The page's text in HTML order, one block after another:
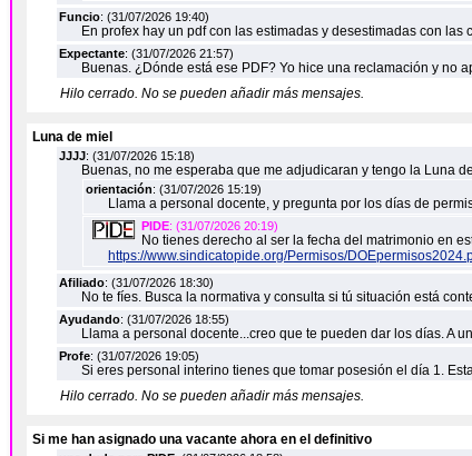
Funcio: (31/07/2026 19:40)
En profex hay un pdf con las estimadas y desestimadas con las
Expectante: (31/07/2026 21:57)
Buenas. ¿Dónde está ese PDF? Yo hice una reclamación y no
Hilo cerrado. No se pueden añadir más mensajes.
Luna de miel
JJJJ: (31/07/2026 15:18)
Buenas, no me esperaba que me adjudicaran y tengo la Luna
orientación: (31/07/2026 15:19)
Llama a personal docente, y pregunta por los días de
PIDE: (31/07/2026 20:19)
No tienes derecho al ser la fecha del matrimonio en
https://www.sindicatopide.org/Permisos/
Afiliado: (31/07/2026 18:30)
No te fíes. Busca la normativa y consulta si tú situación está
Ayudando: (31/07/2026 18:55)
Llama a personal docente...creo que te pueden dar los días. A
Profe: (31/07/2026 19:05)
Si eres personal interino tienes que tomar posesión el día 1.
Hilo cerrado. No se pueden añadir más mensajes.
Si me han asignado una vacante ahora en el definitivo